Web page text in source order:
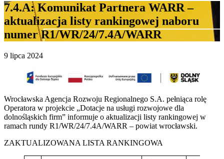
7.4.A: Komunikat Partnera WARR –
aktualizacja listy rankingowej naboru
numer R1/WR/24/7.4A/WARR
9 lipca 2024
Wrocławska Agencja Rozwoju Regionalnego S.A. pełniąca rolę
Operatora w projekcie „Dotacje na usługi rozwojowe dla
dolnośląskich firm” informuje o aktualizacji listy rankingowej w
ramach rundy R1/WR/24/7.4A/WARR – powiat wrocławski.
ZAKTUALIZOWANA LISTA RANKINGOWA